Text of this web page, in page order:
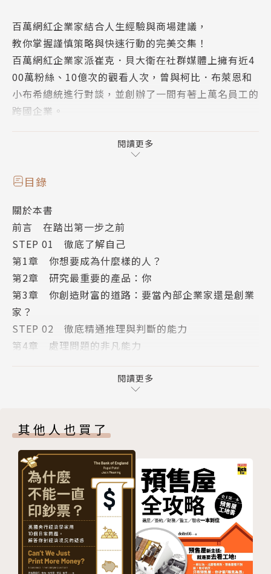
百萬網紅企業家結合人生經驗與商場建議，
教你掌握謹慎策略與快速行動的完美交集！
百萬網紅企業家派崔克．貝大衛在社群媒體上擁有近4
00萬粉絲、10億次的觀看人次，曾與柯比．布萊恩和
小布希總統進行對談，並創辦了一間有著上萬名員工的
跨國企業。
跟隨父母逃離烽火連天的伊朗，曾居住於德國難民營，
一家人移民到美國後靠社會救濟金過活。
他18歲就從軍，從沒讀過大學，常因為說英文的口音
他決定從一名健身房的業務員做起，慢慢往上爬，直到
建立起自己的事業版圖。
他在書中濃縮了人生經驗與商場實用作法，彙整出五個
步驟，協助你在人生與事業上不再迷航，進而找到屬於
自己的致勝棋局。
▌企業家vs西洋棋大師
成功的企業家與西洋棋大師看似天差地遠，但他們其實
有一個共通點：能夠迅速組織眼前四散的棋子，並預測
貝大衛將這項技能轉換成一套實際的操作方式，處於各
的事業前往下個階段，都可以在本書中找到答案。
▌如何策劃你的下五步？
第一步：徹底了解自己
問自己真正想要什麼，用「自我認同稽核表」來找出自
己的動力來源。有時甚至連羞辱都可以是強大的驅動
力，特斯拉創辦人伊隆．馬斯克就曾被父親所蔑視，他
便將這股憤怒化為鞭策自己的燃料，邁向成功。
閱讀更多
目錄
關於本書
前言 在踏出第一步之前
STEP 01 徹底了解自己
第1章 你想要成為什麼樣的人？
第2章 研究最重要的產品：你
第3章 你創造財富的道路：要當內部企業家還是創業
家？
STEP 02 徹底精通推理與判斷的能力
第4章 處理問題的非凡能力
STEP 03 徹底釐清如何建立適合的團隊
第6章 個體企業家的迷思：如何建立自己的團隊
第8章 信任＝速度：可信度的力量
STEP 04 徹底掌握擴張的策略
第9章 擴張的目標是指數型成長
第10章 跟衝勁交朋友，面對混亂狀態也要有所準備
第11章 魔球：設計一套系統來追蹤你的公司
第12章 要疑神疑鬼，行家從來不會放鬆自己的戒備
STEP 05 徹底學會使用力量
第13章 如何擊敗巨人並掌控故事的走向
第14章 研究黑幫：如何銷售、談判、產生影響力
閱讀更多
其他人也買了